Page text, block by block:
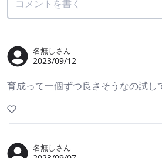
名無しさん
2023/09/12
育成って一個ずつ良さそうなの試し
名無しさん